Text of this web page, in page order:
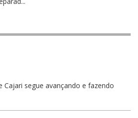
Cajari segue avançando e fazendo